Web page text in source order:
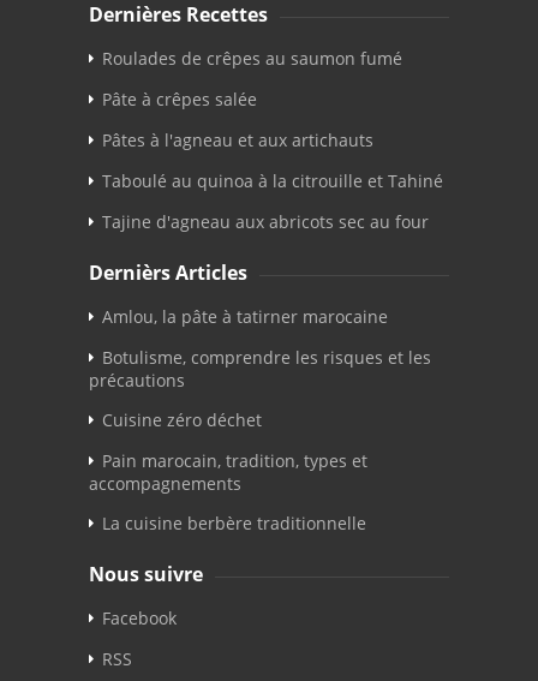
Dernières Recettes
Roulades de crêpes au saumon fumé
Pâte à crêpes salée
Pâtes à l'agneau et aux artichauts
Taboulé au quinoa à la citrouille et Tahiné
Tajine d'agneau aux abricots sec au four
Dernièrs Articles
Amlou, la pâte à tatirner marocaine
Botulisme, comprendre les risques et les
précautions
Cuisine zéro déchet
Pain marocain, tradition, types et
accompagnements
La cuisine berbère traditionnelle
Nous suivre
Facebook
RSS